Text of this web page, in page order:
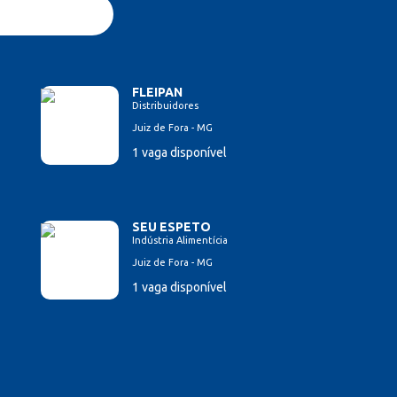
FLEIPAN
Distribuidores
Juiz de Fora - MG
1 vaga disponível
SEU ESPETO
Indústria Alimentícia
Juiz de Fora - MG
1 vaga disponível